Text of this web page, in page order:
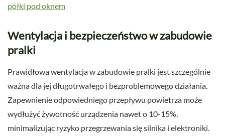
półki pod oknem
Wentylacja i bezpieczeństwo w zabudowie
pralki
Prawidłowa wentylacja w zabudowie pralki jest szczególnie
ważna dla jej długotrwałego i bezproblemowego działania.
Zapewnienie odpowiedniego przepływu powietrza może
wydłużyć żywotność urządzenia nawet o 10-15%,
minimalizując ryzyko przegrzewania się silnika i elektroniki.